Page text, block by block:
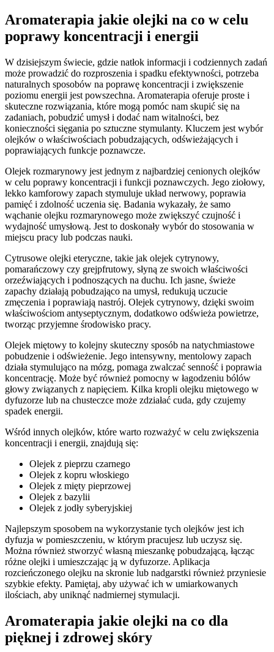
Aromaterapia jakie olejki na co w celu
poprawy koncentracji i energii
W dzisiejszym świecie, gdzie natłok informacji i codziennych zadań
może prowadzić do rozproszenia i spadku efektywności, potrzeba
naturalnych sposobów na poprawę koncentracji i zwiększenie
poziomu energii jest powszechna. Aromaterapia oferuje proste i
skuteczne rozwiązania, które mogą pomóc nam skupić się na
zadaniach, pobudzić umysł i dodać nam witalności, bez
konieczności sięgania po sztuczne stymulanty. Kluczem jest wybór
olejków o właściwościach pobudzających, odświeżających i
poprawiających funkcje poznawcze.
Olejek rozmarynowy jest jednym z najbardziej cenionych olejków
w celu poprawy koncentracji i funkcji poznawczych. Jego ziołowy,
lekko kamforowy zapach stymuluje układ nerwowy, poprawia
pamięć i zdolność uczenia się. Badania wykazały, że samo
wąchanie olejku rozmarynowego może zwiększyć czujność i
wydajność umysłową. Jest to doskonały wybór do stosowania w
miejscu pracy lub podczas nauki.
Cytrusowe olejki eteryczne, takie jak olejek cytrynowy,
pomarańczowy czy grejpfrutowy, słyną ze swoich właściwości
orzeźwiających i podnoszących na duchu. Ich jasne, świeże
zapachy działają pobudzająco na umysł, redukują uczucie
zmęczenia i poprawiają nastrój. Olejek cytrynowy, dzięki swoim
właściwościom antyseptycznym, dodatkowo odświeża powietrze,
tworząc przyjemne środowisko pracy.
Olejek miętowy to kolejny skuteczny sposób na natychmiastowe
pobudzenie i odświeżenie. Jego intensywny, mentolowy zapach
działa stymulująco na mózg, pomaga zwalczać senność i poprawia
koncentrację. Może być również pomocny w łagodzeniu bólów
głowy związanych z napięciem. Kilka kropli olejku miętowego w
dyfuzorze lub na chusteczce może zdziałać cuda, gdy czujemy
spadek energii.
Wśród innych olejków, które warto rozważyć w celu zwiększenia
koncentracji i energii, znajdują się:
Olejek z pieprzu czarnego
Olejek z kopru włoskiego
Olejek z mięty pieprzowej
Olejek z bazylii
Olejek z jodły syberyjskiej
Najlepszym sposobem na wykorzystanie tych olejków jest ich
dyfuzja w pomieszczeniu, w którym pracujesz lub uczysz się.
Można również stworzyć własną mieszankę pobudzającą, łącząc
różne olejki i umieszczając ją w dyfuzorze. Aplikacja
rozcieńczonego olejku na skronie lub nadgarstki również przyniesie
szybkie efekty. Pamiętaj, aby używać ich w umiarkowanych
ilościach, aby uniknąć nadmiernej stymulacji.
Aromaterapia jakie olejki na co dla
pięknej i zdrowej skóry